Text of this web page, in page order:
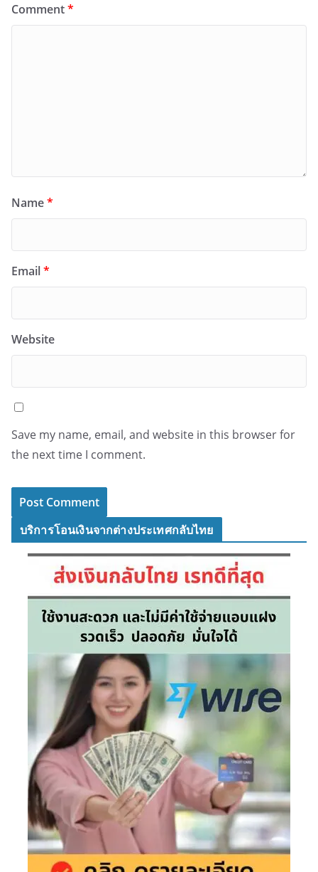
Comment*
Name*
Email*
Website
Save my name, email, and website in this browser for
the next time I comment.
บริการโอนเงินจากต่างประเทศกลับไทย